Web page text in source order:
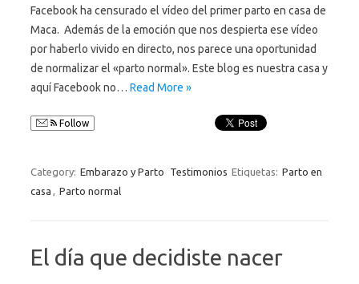
Facebook ha censurado el vídeo del primer parto en casa de
Maca. Además de la emoción que nos despierta ese vídeo
por haberlo vivido en directo, nos parece una oportunidad
de normalizar el «parto normal». Este blog es nuestra casa y
aquí Facebook no… Read More »
Follow
Category: Embarazo y Parto Testimonios Etiquetas: Parto en
casa
Parto normal
El día que decidiste nacer